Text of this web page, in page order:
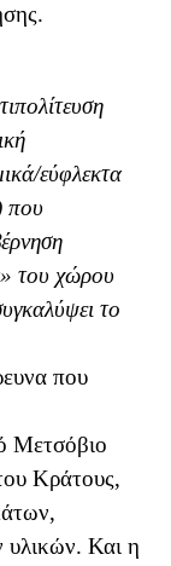
εύφλεκτα
που
του χώρου
το
που
Μετσόβιο
Κράτους,
υλικών. Και η